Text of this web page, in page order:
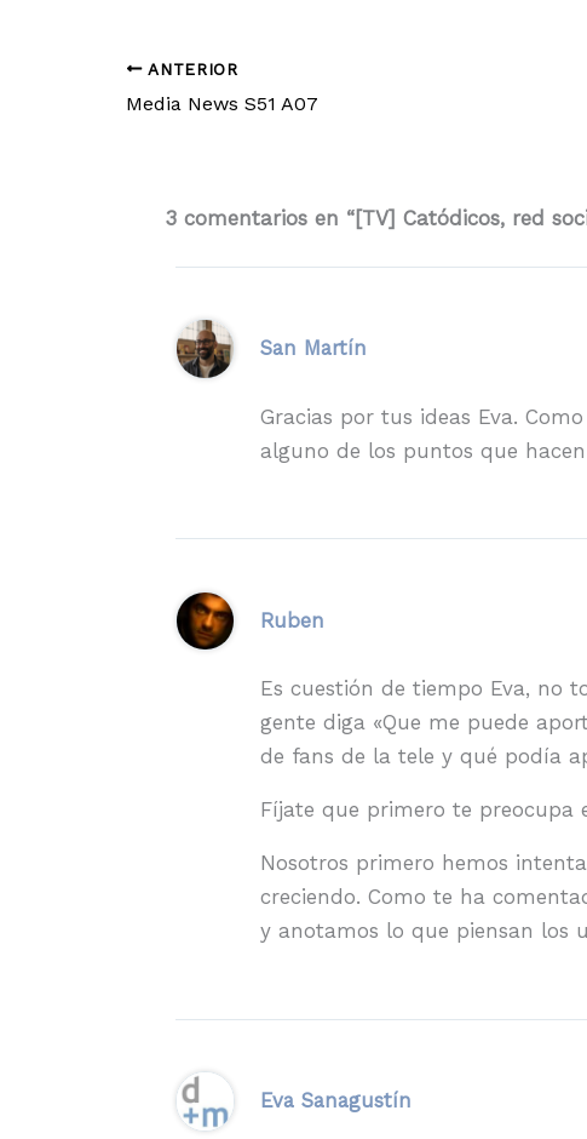
ANTERIOR
Media News S51 A07
3 comentarios en “[TV] Catódicos, red
San Martín
Gracias por tus ideas Eva.
alguno de los puntos que
Ruben
Es cuestión de tiempo Eva, no
gente diga «Que me puede
de fans de la tele y qué podía
Fíjate que primero te preocupa
Nosotros primero hemos
creciendo. Como te ha
y anotamos lo que piensan los
Eva Sanagustín